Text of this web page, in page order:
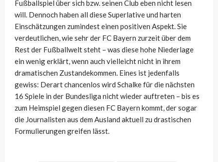
Fußballspiel über sich bzw. seinen Club eben nicht lesen
will. Dennoch haben all diese Superlative und harten
Einschätzungen zumindest einen positiven Aspekt. Sie
verdeutlichen, wie sehr der FC Bayern zurzeit über dem
Rest der Fußballwelt steht – was diese hohe Niederlage
ein wenig erklärt, wenn auch vielleicht nicht in ihrem
dramatischen Zustandekommen. Eines ist jedenfalls
gewiss: Derart chancenlos wird Schalke für die nächsten
16 Spiele in der Bundesliga nicht wieder auftreten – bis es
zum Heimspiel gegen diesen FC Bayern kommt, der sogar
die Journalisten aus dem Ausland aktuell zu drastischen
Formulierungen greifen lässt.